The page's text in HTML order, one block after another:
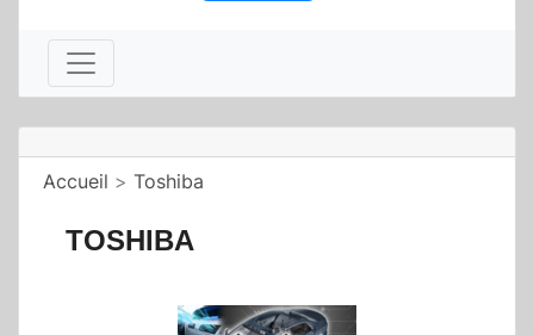
Accueil > Toshiba
TOSHIBA